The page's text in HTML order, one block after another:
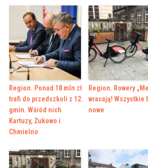
Region. Ponad 18 mln zł
trafi do przedszkoli z 12.
gmin. Wśród nich
Kartuzy, Żukowo i
Chmielno
Region. Rowery
wracają! Wszystkie
nowe